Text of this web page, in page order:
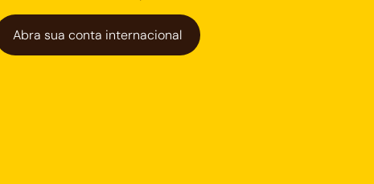
Abra sua conta internacional